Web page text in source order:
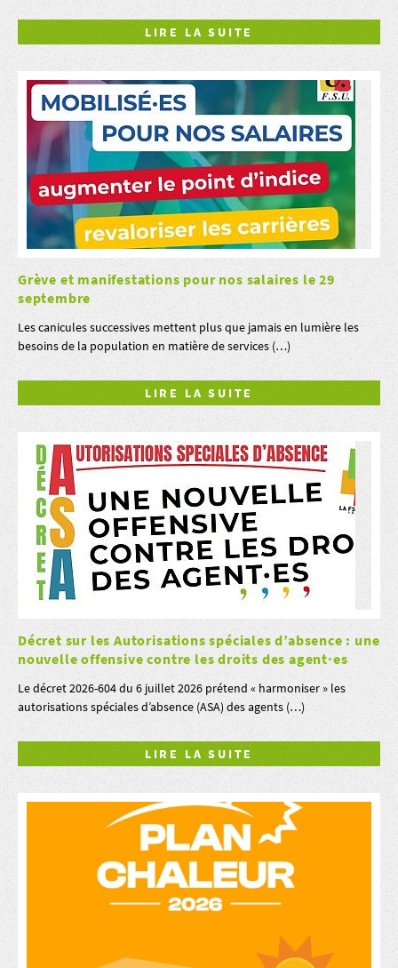
LIRE LA SUITE
Grève et manifestations pour nos salaires le 29
septembre
Les canicules successives mettent plus que jamais en lumière les
besoins de la population en matière de services (…)
LIRE LA SUITE
Décret sur les Autorisations spéciales d’absence : une
nouvelle offensive contre les droits des agent·es
Le décret 2026-604 du 6 juillet 2026 prétend « harmoniser » les
autorisations spéciales d’absence (ASA) des agents (…)
LIRE LA SUITE